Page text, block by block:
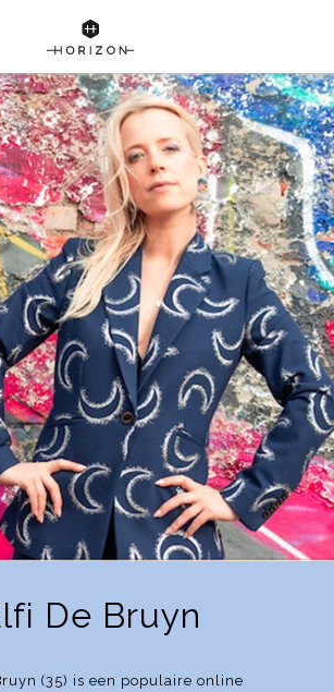
De Bruyn
(35) is een populaire online